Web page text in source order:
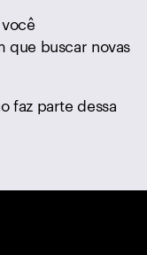
que buscar novas
faz parte dessa